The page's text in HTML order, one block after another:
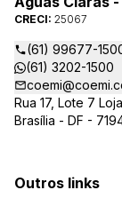
CRECI: 25067
(61) 99677-
(61) 3202-1500
Rua 17, Lote 7
Brasília - DF -
Outros links